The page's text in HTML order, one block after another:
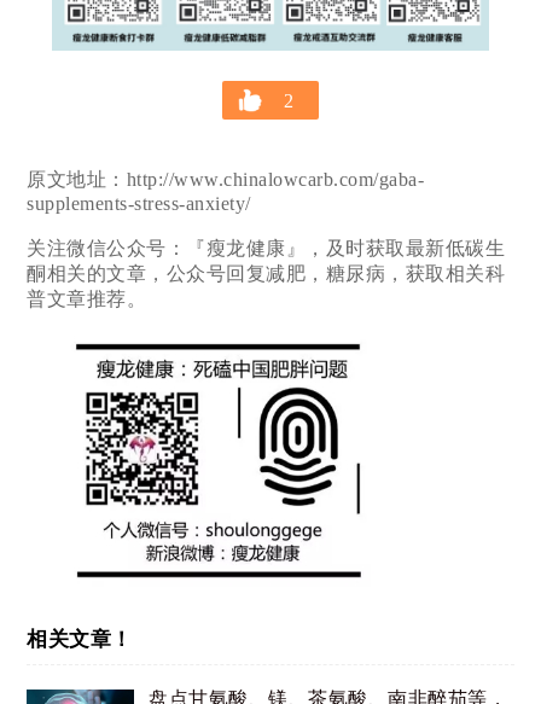
2
原文地址：http://www.chinalowcarb.com/gaba-
supplements-stress-anxiety/
关注微信公众号：『瘦龙健康』，及时获取最新低碳生
酮相关的文章，公众号回复减肥，糖尿病，获取相关科
普文章推荐。
相关文章！
盘点甘氨酸、镁、茶氨酸、南非醉茄等，